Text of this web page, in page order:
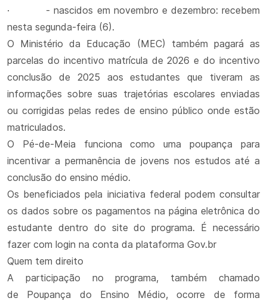
· - nascidos em novembro e dezembro: recebem
nesta segunda-feira (6).
O Ministério da Educação (MEC) também pagará as
parcelas do incentivo matrícula de 2026 e do incentivo
conclusão de 2025 aos estudantes que tiveram as
informações sobre suas trajetórias escolares enviadas
ou corrigidas pelas redes de ensino público onde estão
matriculados.
O Pé-de-Meia funciona como uma poupança para
incentivar a permanência de jovens nos estudos até a
conclusão do ensino médio.
Os beneficiados pela iniciativa federal podem consultar
os dados sobre os pagamentos na página eletrônica do
estudante dentro do site do programa. É necessário
fazer com login na conta da plataforma Gov.br
Quem tem direito
A participação no programa, também chamado
de Poupança do Ensino Médio, ocorre de forma